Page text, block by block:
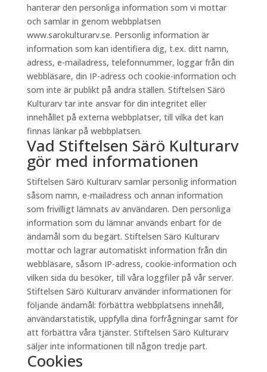
hanterar den personliga information som vi mottar
och samlar in genom webbplatsen
www.sarokulturarv.se. Personlig information är
information som kan identifiera dig, t.ex. ditt namn,
adress, e-mailadress, telefonnummer, loggar från din
webbläsare, din IP-adress och cookie-information och
som inte är publikt på andra ställen. Stiftelsen Särö
Kulturarv tar inte ansvar för din integritet eller
innehållet på externa webbplatser, till vilka det kan
finnas länkar på webbplatsen.
Vad Stiftelsen Särö Kulturarv
gör med informationen
Stiftelsen Särö Kulturarv samlar personlig information
såsom namn, e-mailadress och annan information
som frivilligt lämnats av användaren. Den personliga
information som du lämnar används enbart för de
ändamål som du begärt. Stiftelsen Särö Kulturarv
mottar och lagrar automatiskt information från din
webbläsare, såsom IP-adress, cookie-information och
vilken sida du besöker, till våra loggfiler på vår server.
Stiftelsen Särö Kulturarv använder informationen för
följande ändamål: förbättra webbplatsens innehåll,
användarstatistik, uppfylla dina förfrågningar samt för
att förbättra våra tjänster. Stiftelsen Särö Kulturarv
säljer inte informationen till någon tredje part.
Cookies